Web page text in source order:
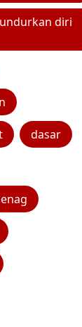
diri
dasar